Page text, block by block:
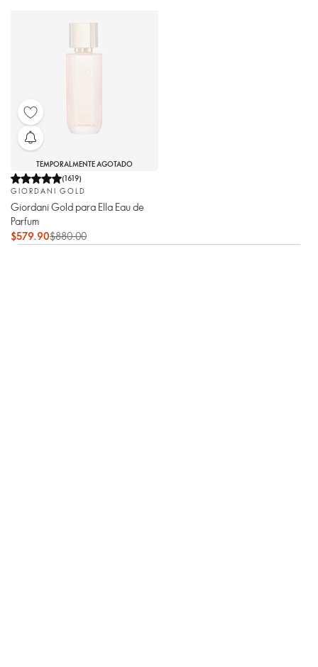
TEMPORALMENTE AGOTADO
(1619)
GIORDANI GOLD
Giordani Gold para Ella Eau de
Parfum
$579.90$880.00